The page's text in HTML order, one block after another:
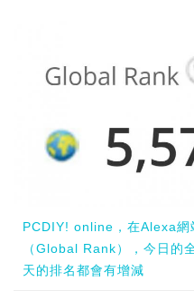
PCDIY! online，在Alexa網
（Global Rank），今日的
天的排名都會有增減